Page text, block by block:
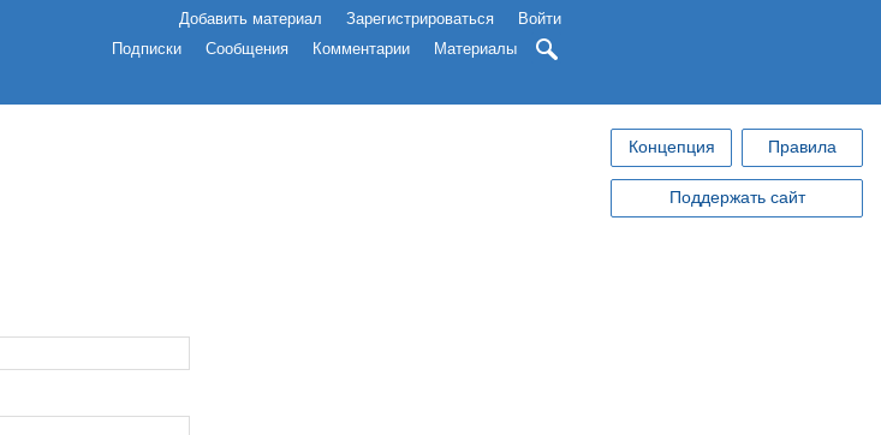
Добавить материал Зарегистрироваться
Войти
Подписки
Сообщения Комментарии Материалы
Концепция Правила
Поддержать сайт